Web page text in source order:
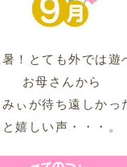
！とても外では遊
お母さんから
みぃが待ち遠しかっ
と嬉しい声・・・。